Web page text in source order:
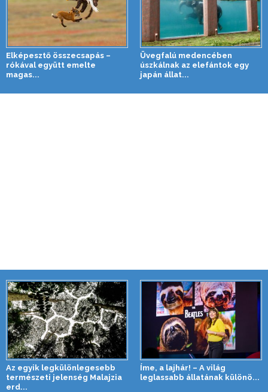
Elképesztő összecsapás –
rókával együtt emelte
magas...
Üvegfalú medencében
úszkálnak az elefántok egy
japán állat...
Az egyik legkülönlegesebb
természeti jelenség Malajzia
erd...
Íme, a lajhár! – A világ
leglassabb állatának különö...